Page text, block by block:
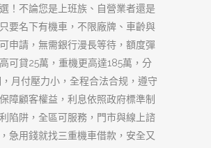
！不論您是上班族、自營業者還是
要名下有機車，不限廠牌、車齡與
申請，無需銀行漫長等待，額度彈
可貸25萬，重機更高達185萬，分
月付壓力小，全程合法合规，遵守
障顧客權益，利息依照政府標準制
陷阱，全區可服務，門市與線上諮
急用錢就找三重機車借款，安全又